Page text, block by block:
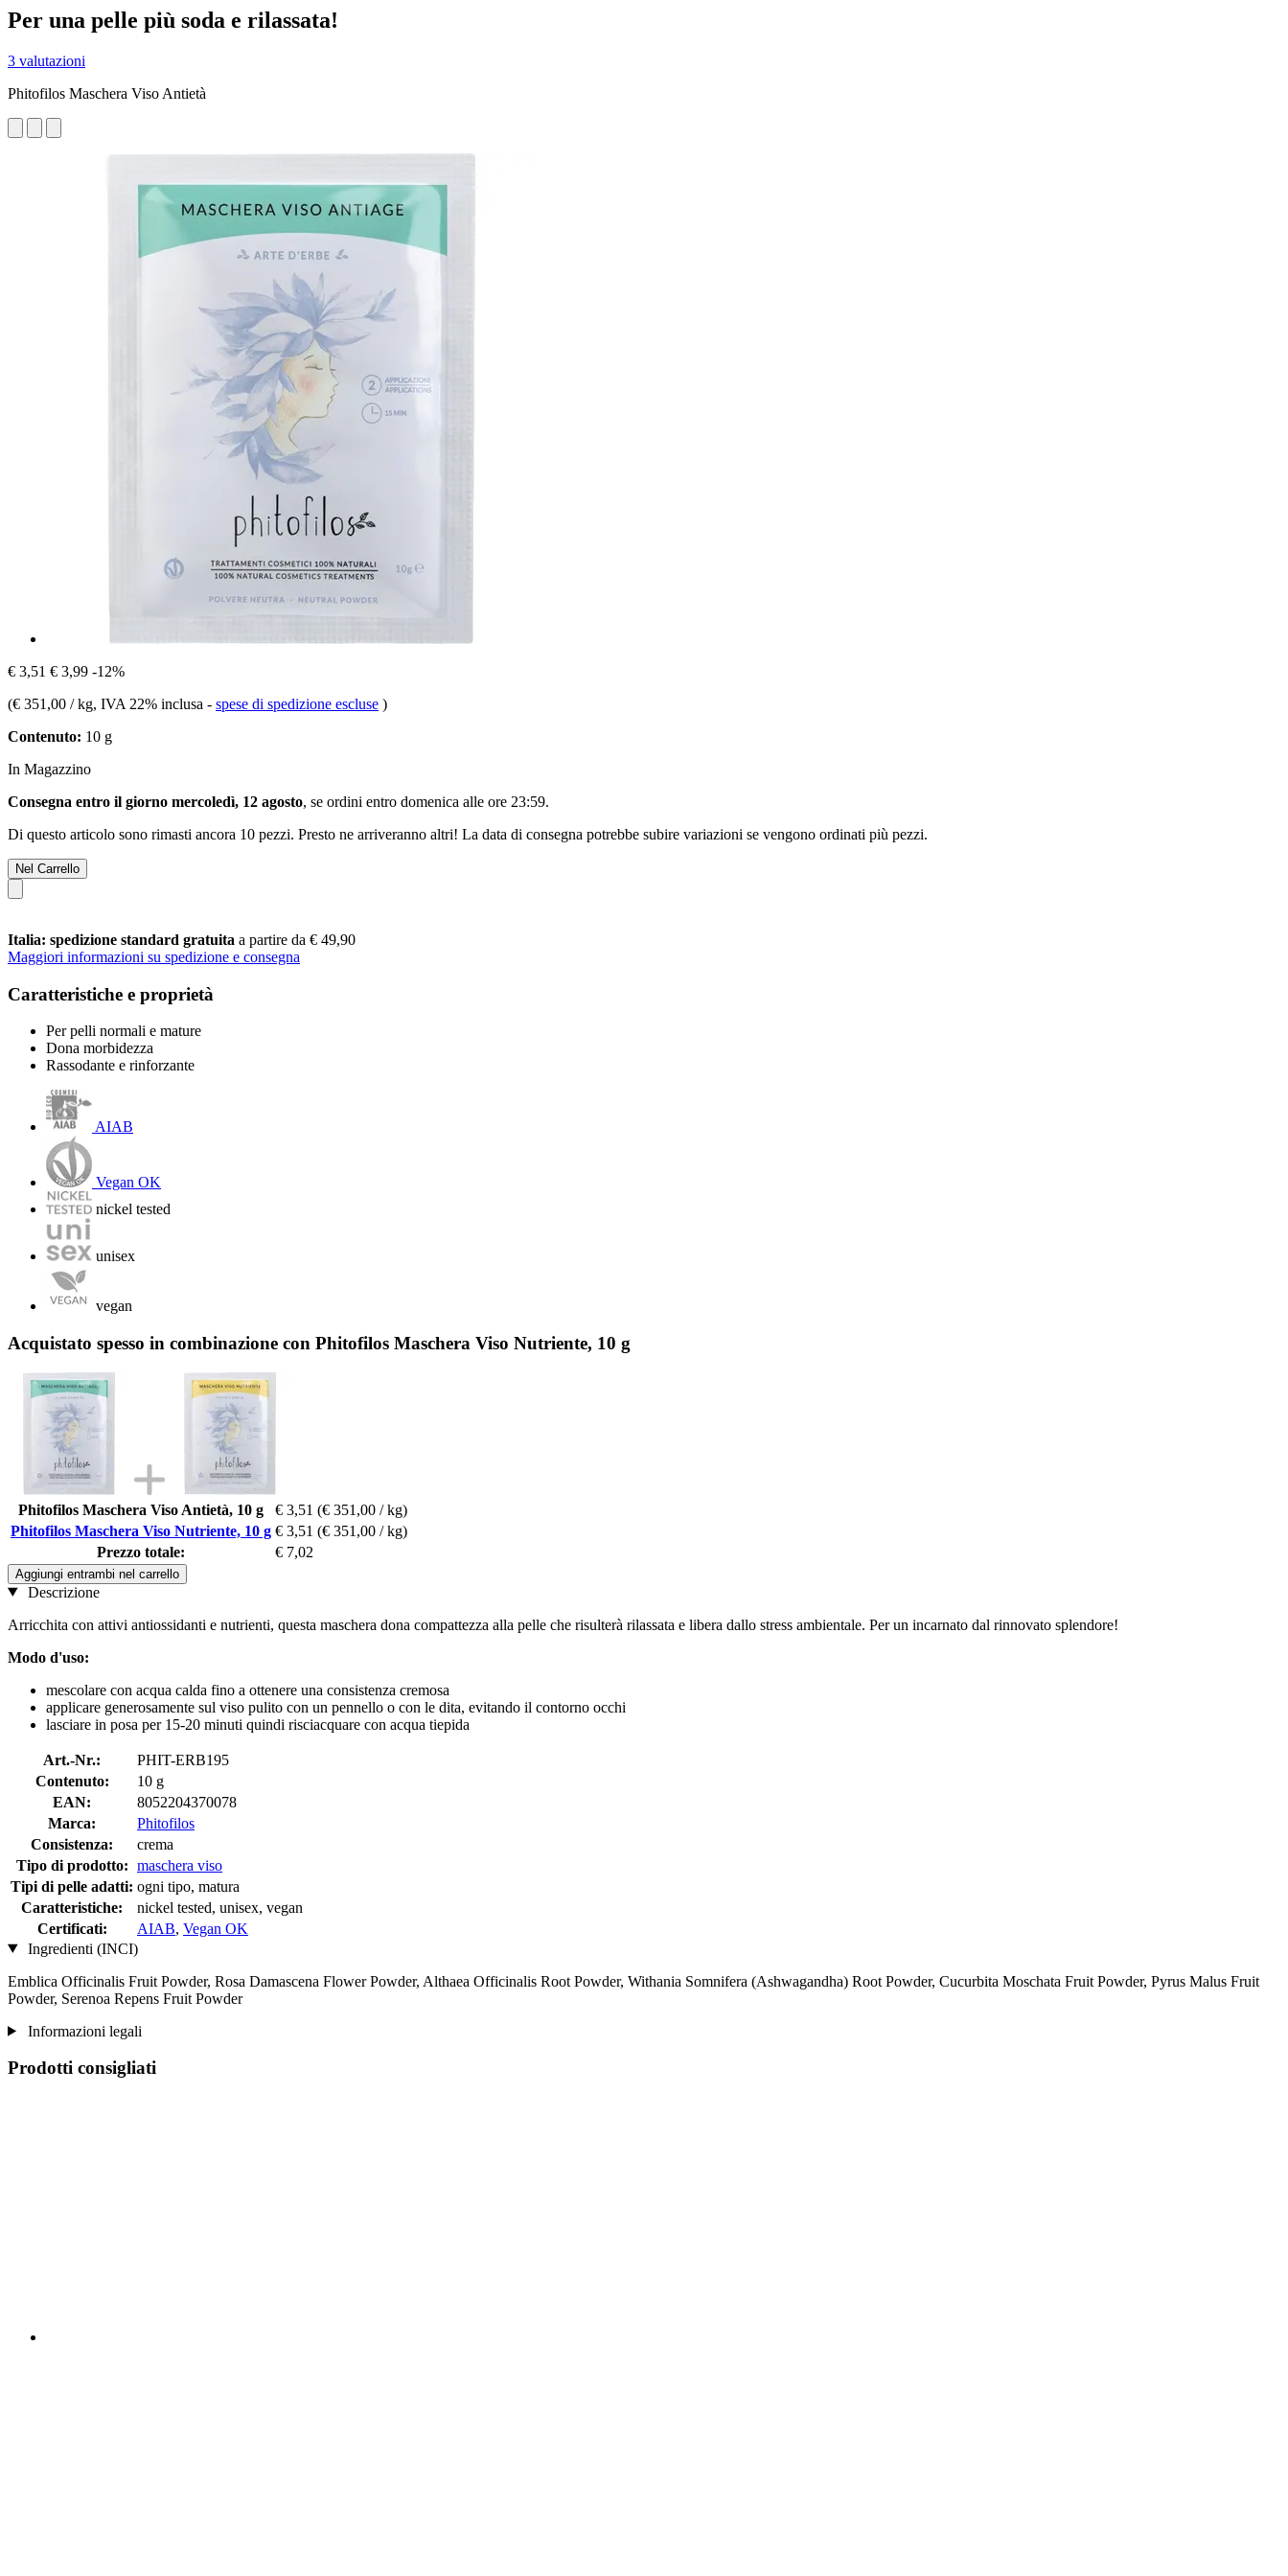
Per una pelle più soda e rilassata!
3 valutazioni
Phitofilos Maschera Viso Antietà
€ 3,51 € 3,99 -12%
(€ 351,00 / kg, IVA 22% inclusa - spese di spedizione escluse )
Contenuto: 10 g
In Magazzino
Consegna entro il giorno mercoledì, 12 agosto, se ordini entro domenica alle ore 23:59.
Di questo articolo sono rimasti ancora 10 pezzi. Presto ne arriveranno altri! La data di consegna potrebbe subire variazioni se vengono ordinati più pezzi.
Nel Carrello
Italia: spedizione standard gratuita a partire da € 49,90
Maggiori informazioni su spedizione e consegna
Caratteristiche e proprietà
Per pelli normali e mature
Dona morbidezza
Rassodante e rinforzante
AIAB
Vegan OK
nickel tested
unisex
vegan
Acquistato spesso in combinazione con Phitofilos Maschera Viso Nutriente, 10 g
Phitofilos Maschera Viso Antietà, 10 g € 3,51 (€ 351,00 / kg)
Phitofilos Maschera Viso Nutriente, 10 g € 3,51 (€ 351,00 / kg)
Prezzo totale:
€ 7,02
Aggiungi entrambi nel carrello
Descrizione
Arricchita con attivi antiossidanti e nutrienti, questa maschera dona compattezza alla pelle che risulterà rilassata e libera dallo stress ambientale. Per un incarnato dal rinnovato splendore!
Modo d'uso:
mescolare con acqua calda fino a ottenere una consistenza cremosa
applicare generosamente sul viso pulito con un pennello o con le dita, evitando il contorno occhi
lasciare in posa per 15-20 minuti quindi risciacquare con acqua tiepida
Art.-Nr.:
PHIT-ERB195
Contenuto:
10 g
EAN:
8052204370078
Marca:
Phitofilos
Consistenza:
crema
Tipo di prodotto: maschera viso
Tipi di pelle adatti: ogni tipo, matura
Caratteristiche:
nickel tested, unisex, vegan
Certificati:
AIAB, Vegan OK
Ingredienti (INCI)
Emblica Officinalis Fruit Powder, Rosa Damascena Flower Powder, Althaea Officinalis Root Powder, Withania Somnifera (Ashwagandha) Root Powder, Cucurbita Moschata Fruit Powder, Pyrus Malus Fruit
Powder, Serenoa Repens Fruit Powder
Informazioni legali
Prodotti consigliati